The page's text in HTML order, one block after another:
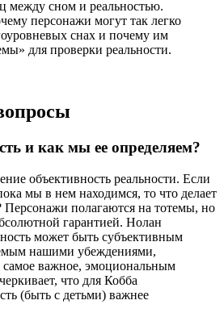
между сном и реальностью.
персонажи могут так легко
снах и почему им
для проверки реальности.
и как мы ее определяем?
объективность реальности. Если
мы в нем находимся, то что делает
Персонажи полагаются на тотемы, но
гарантией. Нолан
может быть субъективным
нашими убеждениями,
важное, эмоциональным
что для Кобба
(быть с детьми) важнее